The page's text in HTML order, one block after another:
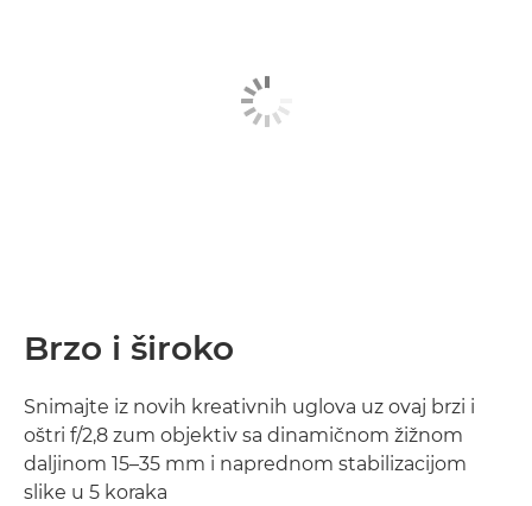
Brzo i široko
Snimajte iz novih kreativnih uglova uz ovaj brzi i
oštri f/2,8 zum objektiv sa dinamičnom žižnom
daljinom 15–35 mm i naprednom stabilizacijom
slike u 5 koraka